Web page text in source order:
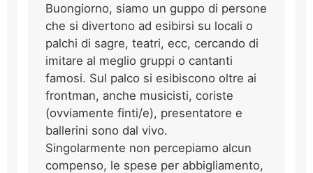
Buongiorno, siamo un guppo di persone
che si divertono ad esibirsi su locali o
palchi di sagre, teatri, ecc, cercando di
imitare al meglio gruppi o cantanti
famosi. Sul palco si esibiscono oltre ai
frontman, anche musicisti, coriste
(ovviamente finti/e), presentatore e
ballerini sono dal vivo.
Singolarmente non percepiamo alcun
compenso, le spese per abbigliamento,